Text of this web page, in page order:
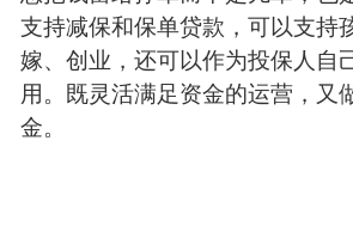
支持减保和保单贷款，可以支持
嫁、创业，还可以作为投保人自
用。既灵活满足资金的运营，又
金。